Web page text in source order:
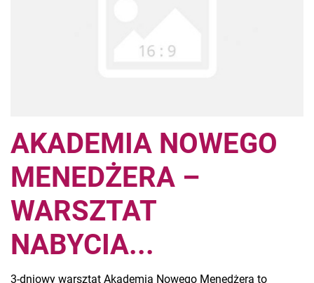
AKADEMIA NOWEGO
MENEDŻERA –
WARSZTAT
NABYCIA...
3-dniowy warsztat Akademia Nowego Menedżera to